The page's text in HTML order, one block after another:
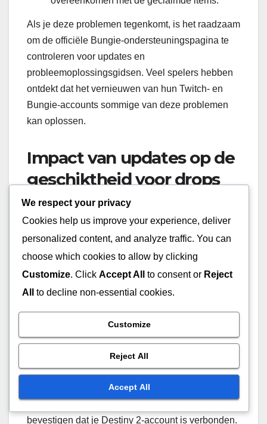
Als je deze problemen tegenkomt, is het raadzaam
om de officiële Bungie-ondersteuningspagina te
controleren voor updates en
probleemoplossingsgidsen. Veel spelers hebben
ontdekt dat het vernieuwen van hun Twitch- en
Bungie-accounts sommige van deze problemen
kan oplossen.
Impact van updates op de
geschiktheid voor drops
Recente updates hebben de criteria voor
geschiktheid voor drops verfijnd, waardoor het
essentieel is voor spelers om de nieuwe vereisten
te begrijpen. Spelers moeten eligible streams
bekijken voor een gespecificeerde duur om in
aanmerking te komen voor drops, wat kan variëren
Om je kansen op het ontvangen van beloningen te
maximaliseren, zorg ervoor dat je streams bekijkt
die expliciet aangeven dat ze Twitch Drops
aanbieden en dat je account correct is gekoppeld.
Controleer regelmatig je Twitch-instellingen om te
bevestigen dat je Destiny 2-account is verbonden.
We respect your privacy
Cookies help us improve your experience, deliver
personalized content, and analyze traffic. You can
choose which cookies to allow by clicking
Customize. Click Accept All to consent or Reject
All
to decline non-essential cookies.
Customize
Reject All
Accept All